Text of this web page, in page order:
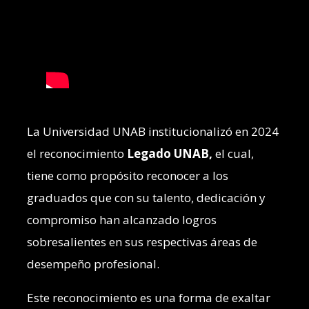
La Universidad UNAB institucionalizó en 2024
el reconocimiento Legado UNAB, el cual,
tiene como propósito reconocer a los
graduados que con su talento, dedicación y
compromiso han alcanzado logros
sobresalientes en sus respectivas áreas de
desempeño profesional.
Este reconocimiento es una forma de exaltar